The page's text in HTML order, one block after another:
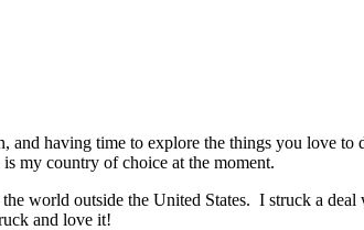
having time to explore the things you love
my country of choice at the moment.
world outside the United States. I struck a
and love it!